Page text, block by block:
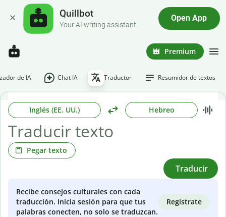
Quillbot
Your AI writing assistant
Open App
Premium
de IA Chat IA Traductor Resumidor de textos
Inglés (EE. UU.) Hebreo
Pegar texto
Traducir
Recibe consejos culturales con cada
traducción. Inicia sesión para que tus
palabras conecten, no solo se traduzcan.
Regístrate